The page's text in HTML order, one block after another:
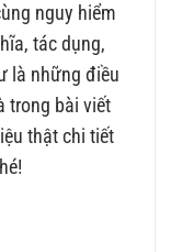
nguy hiểm
tác dụng,
là những điều
trong bài viết
thật chi tiết